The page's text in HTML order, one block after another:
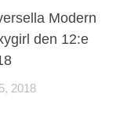
Modern
den 12:e
2018